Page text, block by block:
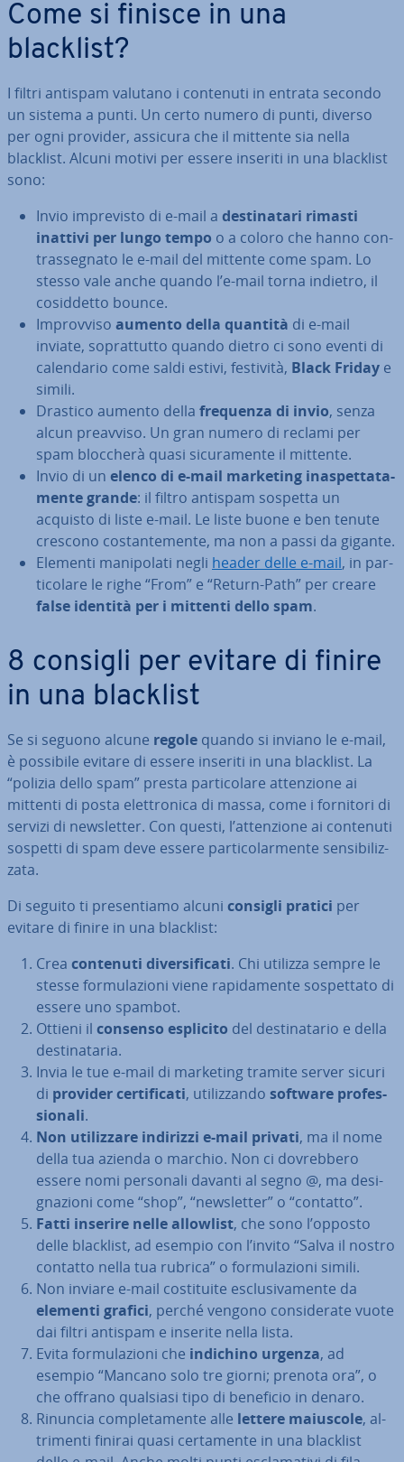
Come si finisce in una
blacklist?
I filtri antispam valutano i contenuti in entrata secondo
un sistema a punti. Un certo numero di punti, diverso
per ogni provider, assicura che il mittente sia nella
blacklist. Alcuni motivi per essere inseriti in una blacklist
sono:
Invio im­pre­vi­sto di e-mail a de­sti­na­ta­ri rimasti
inattivi per lungo tempo o a coloro che hanno con­
tras­se­gna­to le e-mail del mittente come spam. Lo
stesso vale anche quando l’e-mail torna indietro, il
co­sid­det­to bounce.
Im­prov­vi­so aumento della quantità di e-mail
inviate, so­prat­tut­to quando dietro ci sono eventi di
ca­len­da­rio come saldi estivi, festività, Black Friday e
simili.
Drastico aumento della frequenza di invio, senza
alcun preavviso. Un gran numero di reclami per
spam bloccherà quasi si­cu­ra­men­te il mittente.
Invio di un elenco di e-mail marketing ina­spet­ta­ta­
men­te grande: il filtro antispam sospetta un
acquisto di liste e-mail. Le liste buone e ben tenute
crescono co­stan­te­men­te, ma non a passi da gigante.
Elementi ma­ni­po­la­ti negli header delle e-mail, in par­
ti­co­la­re le righe “From” e “Return-Path” per creare
false identità per i mittenti dello spam.
8 consigli per evitare di finire
in una blacklist
Se si seguono alcune regole quando si inviano le e-mail,
è possibile evitare di essere inseriti in una blacklist. La
“polizia dello spam” presta par­ti­co­la­re at­ten­zio­ne ai
mittenti di posta elet­tro­ni­ca di massa, come i fornitori di
servizi di new­slet­ter. Con questi, l’at­ten­zio­ne ai contenuti
sospetti di spam deve essere par­ti­co­lar­men­te sen­si­bi­liz­
za­ta.
Di seguito ti pre­sen­tia­mo alcuni consigli pratici per
evitare di finire in una blacklist:
Crea contenuti di­ver­si­fi­ca­ti. Chi utilizza sempre le
stesse for­mu­la­zio­ni viene ra­pi­da­men­te so­spet­ta­to di
essere uno spambot.
Ottieni il consenso esplicito del de­sti­na­ta­rio e della
de­sti­na­ta­ria.
Invia le tue e-mail di marketing tramite server sicuri
di provider cer­ti­fi­ca­ti, uti­liz­zan­do software pro­fes­
sio­na­li.
Non uti­liz­za­re indirizzi e-mail privati, ma il nome
della tua azienda o marchio. Non ci do­vreb­be­ro
essere nomi personali davanti al segno @, ma de­si­
gna­zio­ni come “shop”, “new­slet­ter” o “contatto”.
Fatti inserire nelle allowlist, che sono l’opposto
delle blacklist, ad esempio con l’invito “Salva il nostro
contatto nella tua rubrica” o for­mu­la­zio­ni simili.
Non inviare e-mail co­sti­tui­te esclu­si­va­men­te da
elementi grafici, perché vengono con­si­de­ra­te vuote
dai filtri antispam e inserite nella lista.
Evita for­mu­la­zio­ni che indichino urgenza, ad
esempio “Mancano solo tre giorni; prenota ora”, o
che offrano qualsiasi tipo di beneficio in denaro.
Rinuncia com­ple­ta­men­te alle lettere maiuscole, al­
tri­men­ti finirai quasi cer­ta­men­te in una blacklist